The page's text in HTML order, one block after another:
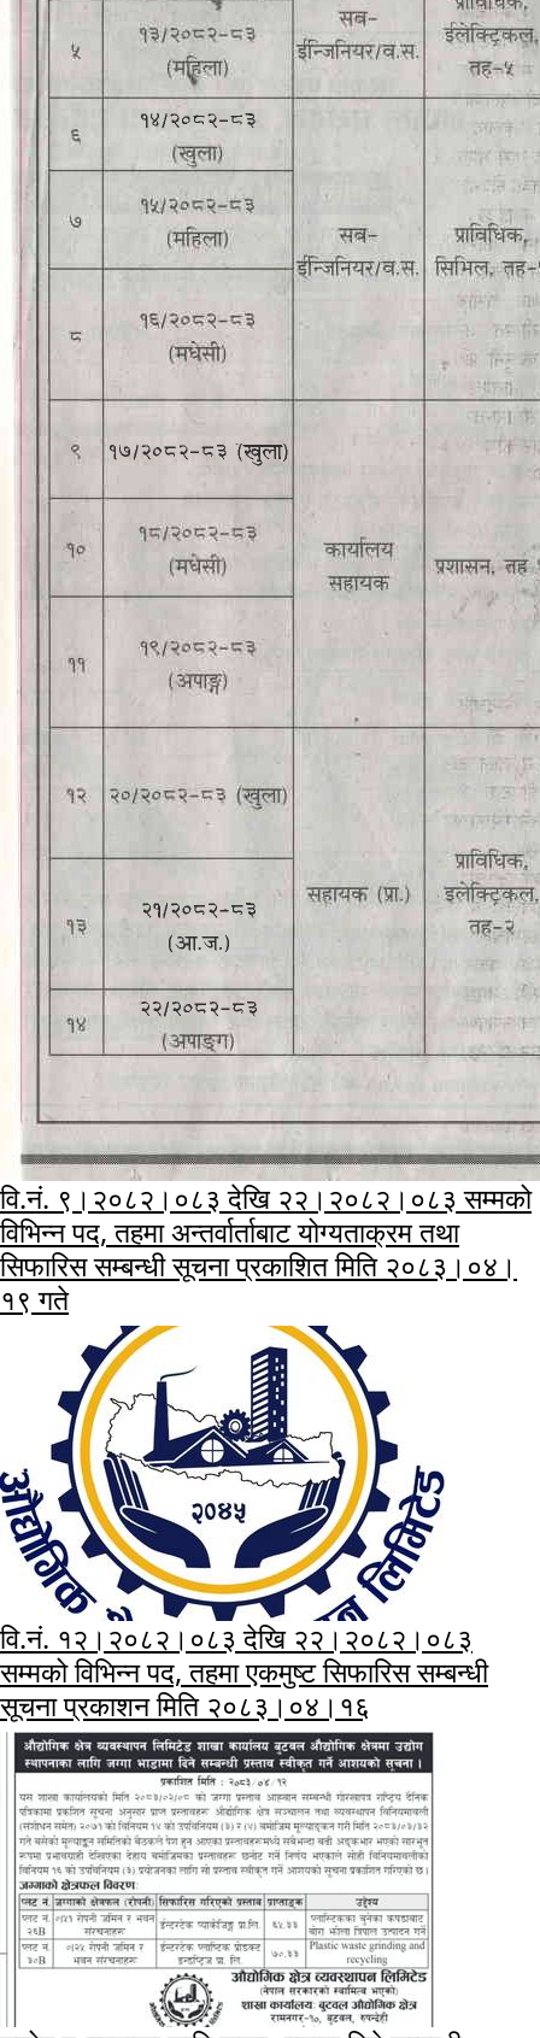
वि.नं. ९।२०८२।०८३ देखि २२।२०८२।०८३ सम्मको
विभिन्न पद, तहमा अन्तर्वार्ताबाट योग्यताक्रम तथा
सिफारिस सम्बन्धी सूचना प्रकाशित मिति २०८३।०४।
१९ गते
वि.नं. १२।२०८२।०८३ देखि २२।२०८२।०८३
सम्मको विभिन्न पद, तहमा एकमुष्ट सिफारिस सम्बन्धी
सूचना प्रकाशन मिति २०८३।०४।१६